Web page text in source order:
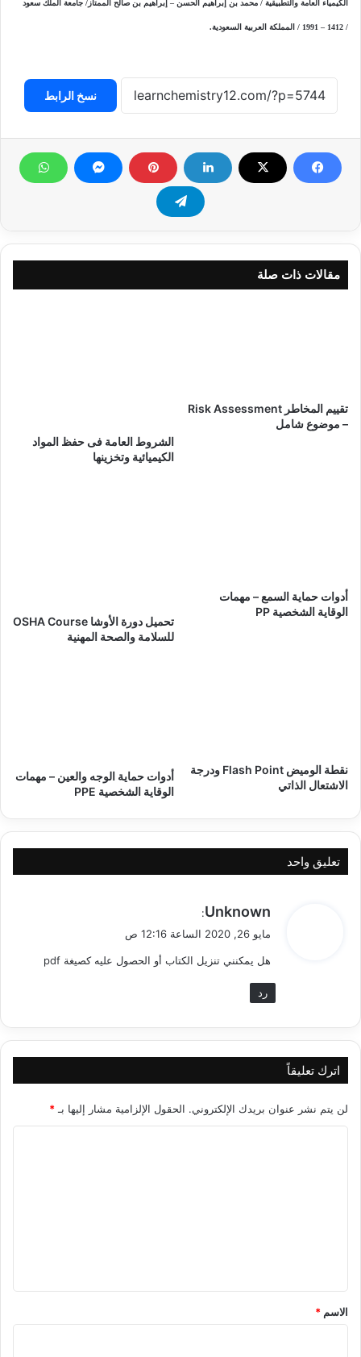
الكيمياء العامة والتطبيقية / محمد بن إبراهيم الحسن – إبراهيم بن صالح الممتاز/ جامعة الملك سعود
/
1991 – 1412 / المملكة العربية السعودية.
نسخ الرابط
مقالات ذات صلة
تقييم المخاطر Risk Assessment
– موضوع شامل
الشروط العامة فى حفظ المواد
الكيميائية وتخزينها
أدوات حماية السمع – مهمات
الوقاية الشخصية PP
تحميل دورة الأوشا OSHA Course
للسلامة والصحة المهنية
نقطة الوميض Flash Point ودرجة
الاشتعال الذاتي
أدوات حماية الوجه والعين – مهمات
الوقاية الشخصية PPE
تعليق واحد
ي
ل
Unknown
:
مايو 26, 2020 الساعة 12:16 ص
هل يمكنني تنزيل الكتاب أو الحصول عليه كصيغة pdf
رد
اترك تعليقاً
لن يتم نشر عنوان بريدك الإلكتروني. الحقول الإلزامية مشار إليها بـ*
*
الاسم *